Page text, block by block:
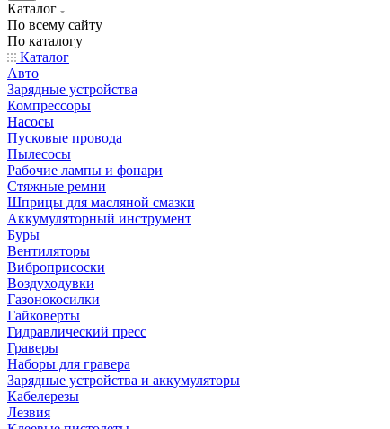
Каталог
По всему сайту
По каталогу
Каталог
Авто
Зарядные устройства
Компрессоры
Насосы
Пусковые провода
Пылесосы
Рабочие лампы и фонари
Стяжные ремни
Шприцы для масляной смазки
Аккумуляторный инструмент
Буры
Вентиляторы
Виброприсоски
Воздуходувки
Газонокосилки
Гайковерты
Гидравлический пресс
Граверы
Наборы для гравера
Зарядные устройства и аккумуляторы
Кабелерезы
Лезвия